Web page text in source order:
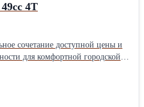
4T
сочетание доступной цены и
для комфортной городской
и продуманной
вашим надежным спутником в
49.9 см³) Мощность: 11 л.с.